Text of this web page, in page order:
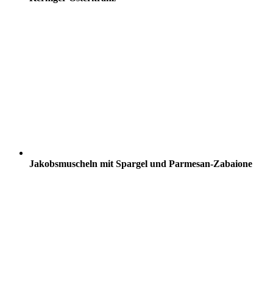
Jakobsmuscheln mit Spargel und Parmesan-Zabaione